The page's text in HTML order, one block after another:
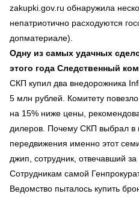
zakupki.gov.ru обнаружила
непатриотично расходуются
допматериале).
Одну из самых удачных
этого года Следственный
СКП купил два внедорожника
5 млн рублей. Комитету
на 15% ниже цены,
дилеров. Почему СКП выбрал в
передвижения именно этот
джип, сотрудник, отвечавший за
Сотрудникам самой
Ведомство пыталось купить